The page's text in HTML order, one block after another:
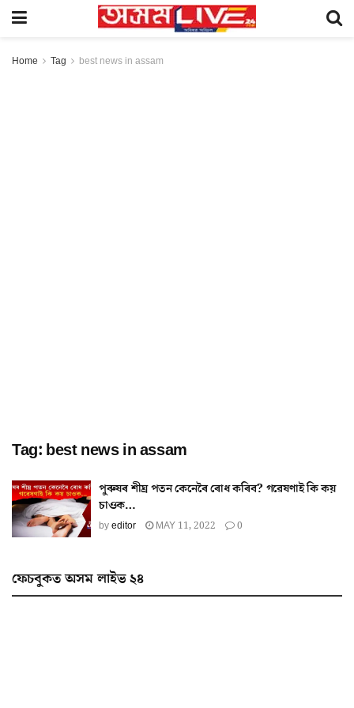
Home Tag best news in assam
Tag: best news in assam
পুৰুষৰ শীঘ্ৰ পতন কেনেৰৈ ৰোধ কৰিব? গৱেষণাই কি কয়
চাওক…
byeditor MAY 11, 2022 0
ফেচবুকত অসম লাইভ ২৪